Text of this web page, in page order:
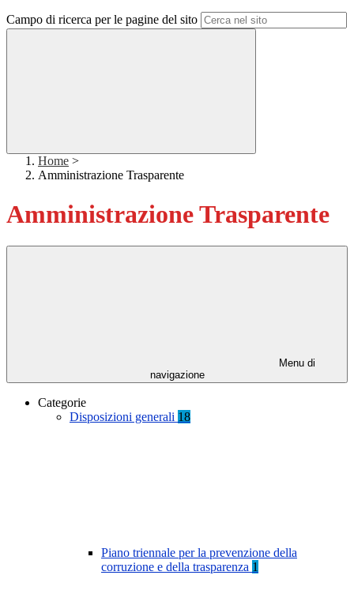
Campo di ricerca per le pagine del sito
Home >
Amministrazione Trasparente
Amministrazione Trasparente
Menu di
navigazione
Categorie
Disposizioni generali 18
Piano triennale per la prevenzione della
corruzione e della trasparenza 1